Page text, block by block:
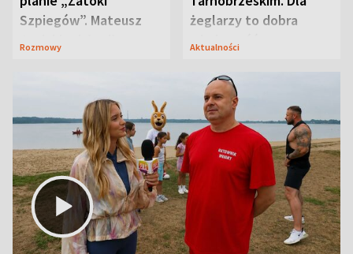
Szpiegów”. Mateusz
Janicki odsłonił
Rozmowy
żeglarzy to dobra
wiadomość
Aktualności